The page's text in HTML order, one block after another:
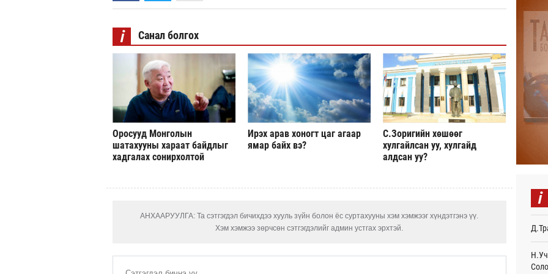
i Санал болгох
Оросууд Монголын
шатахууны хараат байдлыг
хадгалах сонирхолтой
Ирэх арав хоногт цаг агаар
ямар байх вэ?
С.Зоригийн хөшөөг
хулгайлсан уу, хулгайд
алдсан уу?
АНХААРУУЛГА: Та сэтгэгдэл бичихдээ хууль зүйн болон ёс суртахууны хэм хэмжээг хүндэтгэнэ үү.
Хэм хэмжээ зөрчсөн сэтгэгдэлийг админ устгах эрхтэй.
авна
Энэ
i